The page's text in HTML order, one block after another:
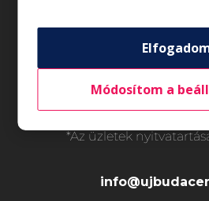
Általános
*Az üzletek
Módosítom a